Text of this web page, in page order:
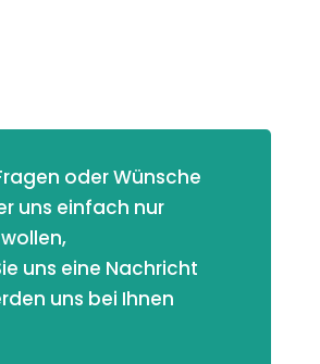
oder Wünsche
uns einfach nur
uns eine Nachricht
uns bei Ihnen